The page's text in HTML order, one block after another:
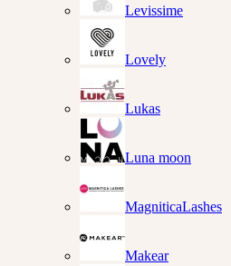
Levissime
Lovely
Lukas
Luna moon
MagniticaLashes
Makear